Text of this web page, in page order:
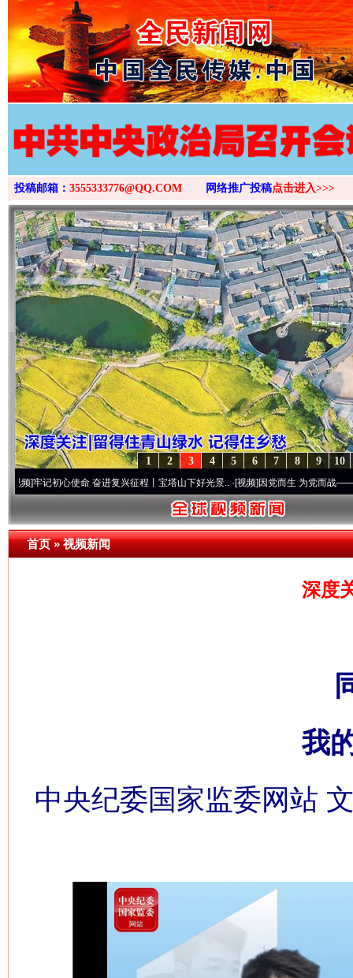
>
投稿邮箱： 3555333776@QQ.COM 网络推广投稿点击进入>>>
10
9
8
7
6
5
4
3
2
1
心使命 奋进复兴征程丨宝塔山下好光景..·[视频]因党而生 为党而战——百年“纪”
首页»视频新闻
深度
我
中央纪委国家监委网站